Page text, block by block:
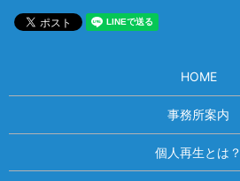
HOME
事務所案内
個人再生とは？